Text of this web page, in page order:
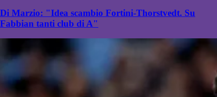
Di Marzio: "Idea scambio Fortini-Thorstvedt. Su
Fabbian tanti club di A"